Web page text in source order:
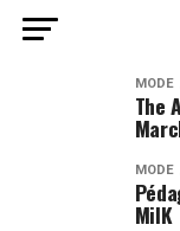
MODE
The
MODE
MilK